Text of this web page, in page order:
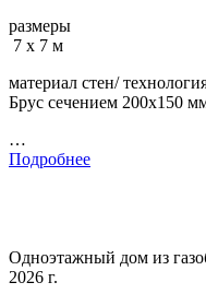
размеры
7 х 7 м
материал стен/
Брус сечением 200х150
…
Подробнее
Одноэтажный дом из
2026 г.